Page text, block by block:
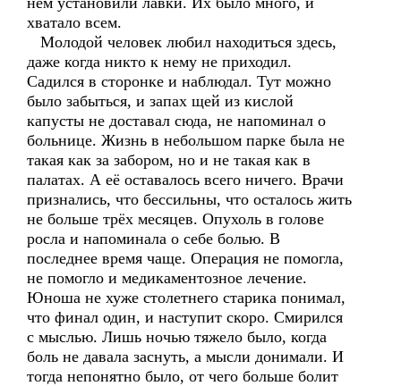
хватало всем.
Молодой человек любил находиться здесь,
даже когда никто к нему не приходил.
Садился в сторонке и наблюдал. Тут можно
было забыться, и запах щей из кислой
капусты не доставал сюда, не напоминал о
больнице. Жизнь в небольшом парке была не
такая как за забором, но и не такая как в
палатах. А её оставалось всего ничего. Врачи
признались, что бессильны, что осталось жить
не больше трёх месяцев. Опухоль в голове
росла и напоминала о себе болью. В
последнее время чаще. Операция не помогла,
не помогло и медикаментозное лечение.
Юноша не хуже столетнего старика понимал,
что финал один, и наступит скоро. Смирился
с мыслью. Лишь ночью тяжело было, когда
боль не давала заснуть, а мысли донимали. И
тогда непонятно было, от чего больше болит